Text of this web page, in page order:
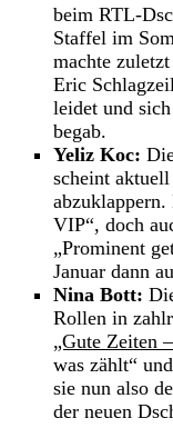
beim RTL-
Staffel im
machte
Eric
leidet und
begab.
Yeliz Koc:
scheint
VIP“, doch
„Prominent
Januar dann
Nina Bott:
Rollen in
„Gute Zeiten
was zählt“
sie nun also
der neuen